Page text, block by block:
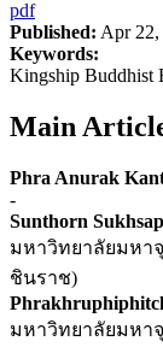
pdf
Published: Apr 22,
Keywords:
Kingship Buddhist
Main
Phra Anurak
-
Sunthorn
มหาวิทยาลัยมหา
ชินราช)
มหาวิทยาลัยมหา